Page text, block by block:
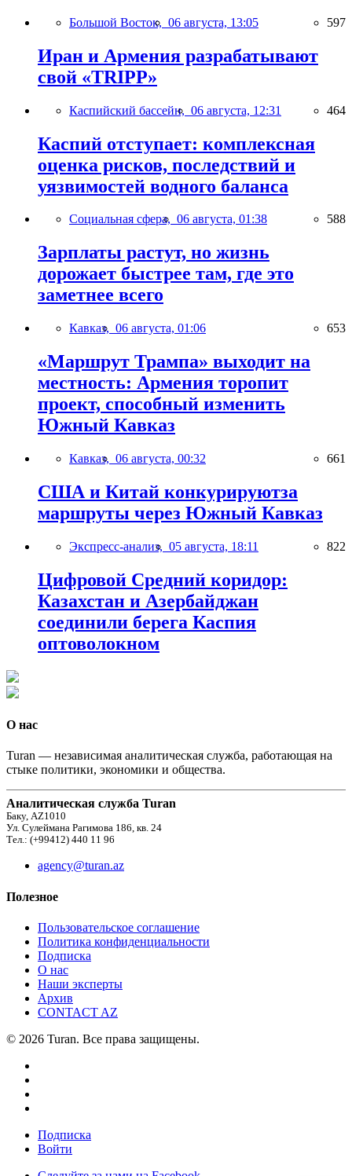
Большой Восток, 06 августа, 13:05 597
Иран и Армения разрабатывают
свой «TRIPP»
Каспийский бассейн, 06 августа, 12:31 464
Каспий отступает: комплексная
оценка рисков, последствий и
уязвимостей водного баланса
Социальная сфера, 06 августа, 01:38 588
Зарплаты растут, но жизнь
дорожает быстрее там, где это
заметнее всего
Кавказ, 06 августа, 01:06 653
«Маршрут Трампа» выходит на
местность: Армения торопит
проект, способный изменить
Южный Кавказ
Кавказ, 06 августа, 00:32 661
США и Китай конкурируютза
маршруты через Южный Кавказ
Экспресс-анализ, 05 августа, 18:11 822
Цифровой Средний коридор:
Казахстан и Азербайджан
соединили берега Каспия
оптоволокном
О нас
Turan — независимая аналитическая служба, работающая на
стыке политики, экономики и общества.
Аналитическая служба Turan
Баку, AZ1010
Ул. Сулеймана Рагимова 186, кв. 24
Тел.: (+99412) 440 11 96
agency@turan.az
Полезное
Пользовательское соглашение
Политика конфиденциальности
Подписка
О нас
Наши эксперты
Архив
CONTACT AZ
© 2026 Turan. Все права защищены.
Подписка
Войти